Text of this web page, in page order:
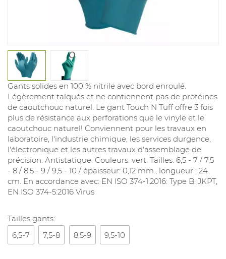
Gants solides en 100 % nitrile avec bord enroulé.
Légèrement talqués et ne contiennent pas de protéines
de caoutchouc naturel. Le gant Touch N Tuff offre 3 fois
plus de résistance aux perforations que le vinyle et le
caoutchouc naturel! Conviennent pour les travaux en
laboratoire, l'industrie chimique, les services durgence,
l'électronique et les autres travaux d'assemblage de
précision. Antistatique. Couleurs: vert. Tailles: 6,5 - 7 / 7,5
- 8 / 8,5 - 9 / 9,5 - 10 / épaisseur: 0,12 mm., longueur : 24
cm. En accordance avec: EN ISO 374-1:2016: Type B: JKPT,
EN ISO 374-5:2016 Virus
Tailles gants:
6,5-7
7,5-8 8,5-9 9,5-10